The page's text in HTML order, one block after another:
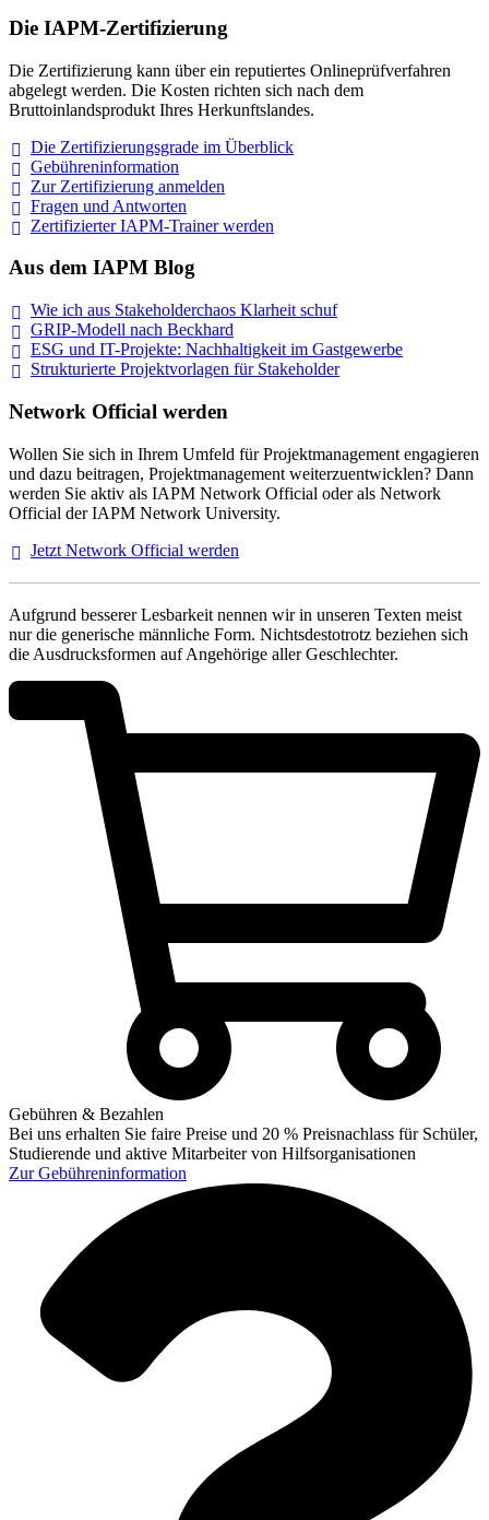
Die IAPM-Zertifizierung
Die Zertifizierung kann über ein reputiertes Onlineprüfverfahren
abgelegt werden. Die Kosten richten sich nach dem
Bruttoinlandsprodukt Ihres Herkunftslandes.
Die Zertifizierungsgrade im Überblick
Gebühreninformation
Zur Zertifizierung anmelden
Fragen und Antworten
Zertifizierter IAPM-Trainerwerden
Aus dem IAPM Blog
Wie ich aus Stakeholderchaos Klarheit schuf
GRIP-Modell nach Beckhard
ESG und IT-Projekte: Nachhaltigkeit im Gastgewerbe
Strukturierte Projektvorlagen für Stakeholder
Network Official werden
Wollen Sie sich in Ihrem Umfeld für Projektmanagement engagieren
und dazu beitragen, Projektmanagement weiterzuentwicklen? Dann
werden Sie aktiv als IAPM Network Official oder als Network
Official der IAPM Network University.
Jetzt Network Official werden
Aufgrund besserer Lesbarkeit nennen wir in unseren Texten meist
nur die generische männliche Form. Nichtsdestotrotz beziehen sich
die Ausdrucksformen auf Angehörige aller Geschlechter.
Gebühren & Bezahlen
Bei uns erhalten Sie faire Preise und 20 % Preisnachlass für Schüler,
Studierende und aktive Mitarbeiter von Hilfsorganisationen
ZurGebühreninformation